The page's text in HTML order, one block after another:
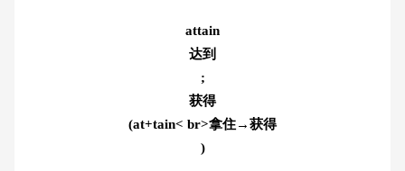
attain
达到
;
获得
(at+tain< br>拿住→获得
)